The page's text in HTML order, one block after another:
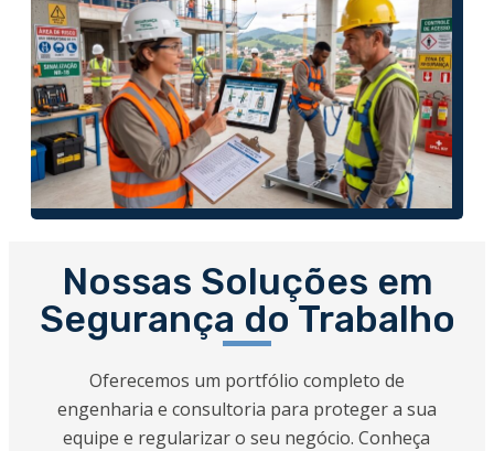
Nossas Soluções em
Segurança do Trabalho
Oferecemos um portfólio completo de
engenharia e consultoria para proteger a sua
equipe e regularizar o seu negócio. Conheça